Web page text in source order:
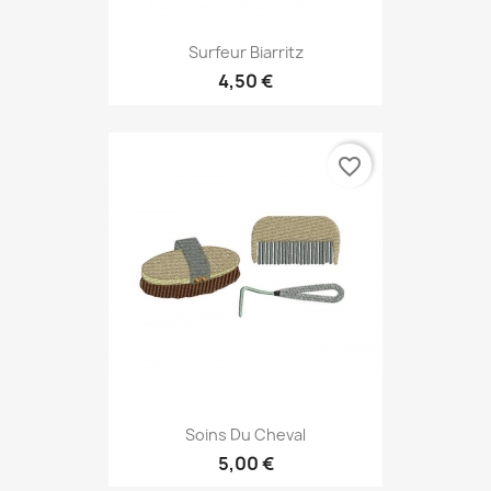
Surfeur Biarritz
4,50 €
Soins Du Cheval
5,00 €
favorite_border